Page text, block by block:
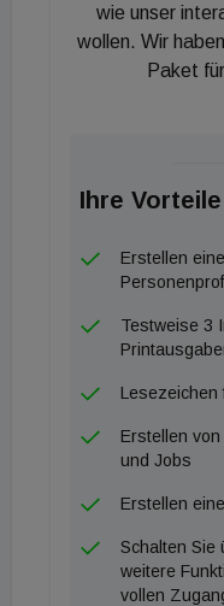
wie unser
wollen. Wir
Paket
Ihre Vorteile
Erstellen
Testweise 3
Lesezeichen
Erstellen
und Jobs
Erstellen
Schalten Sie
weitere
vollen